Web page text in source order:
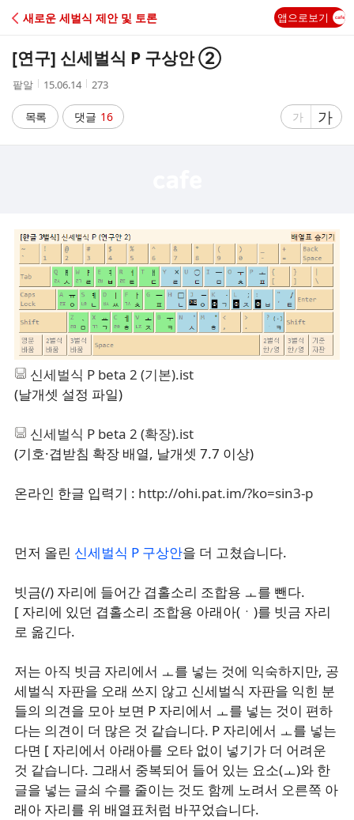
C
A
새로운 세벌식 제안 및 토론 앱으로보기
[연구] 신세벌식 P 구상안 ②
작
자
팥알
작
시
간
15.06.14
조
수
273
목록 댓글 16
글
게
가
글
자
게
가
신세벌식 P beta 2 (기본).ist
(날개셋 설정 파일)
신세벌식 P beta 2 (확장).ist
(기호·겹받침 확장 배열, 날개셋 7.7 이상)
온라인 한글 입력기 : http://ohi.pat.im/?ko=sin3-p
먼저 올린 신세벌식 P 구상안을 더 고쳤습니다.
빗금(/) 자리에 들어간 겹홀소리 조합용 ㅗ를 뺀다.
[ 자리에 있던 겹홀소리 조합용 아래아(ㆍ)를 빗금 자리
로 옮긴다.
저는 아직 빗금 자리에서 ㅗ를 넣는 것에 익숙하지만, 공
세벌식 자판을 오래 쓰지 않고 신세벌식 자판을 익힌 분
들의 의견을 모아 보면 P 자리에서 ㅗ를 넣는 것이 편하
다는 의견이 더 많은 것 같습니다. P 자리에서 ㅗ를 넣는
다면 [ 자리에서 아래아를 오타 없이 넣기가 더 어려운
것 같습니다. 그래서 중복되어 들어 있는 요소(ㅗ)와 한
글을 넣는 글쇠 수를 줄이는 것도 함께 노려서 오른쪽 아
래아 자리를 위 배열표처럼 바꾸었습니다.